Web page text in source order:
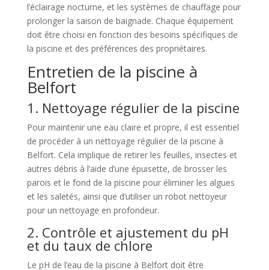
l’éclairage nocturne, et les systèmes de chauffage pour
prolonger la saison de baignade. Chaque équipement
doit être choisi en fonction des besoins spécifiques de
la piscine et des préférences des propriétaires.
Entretien de la piscine à
Belfort
1. Nettoyage régulier de la piscine
Pour maintenir une eau claire et propre, il est essentiel
de procéder à un nettoyage régulier de la piscine à
Belfort. Cela implique de retirer les feuilles, insectes et
autres débris à l’aide d’une épuisette, de brosser les
parois et le fond de la piscine pour éliminer les algues
et les saletés, ainsi que d’utiliser un robot nettoyeur
pour un nettoyage en profondeur.
2. Contrôle et ajustement du pH
et du taux de chlore
Le pH de l’eau de la piscine à Belfort doit être